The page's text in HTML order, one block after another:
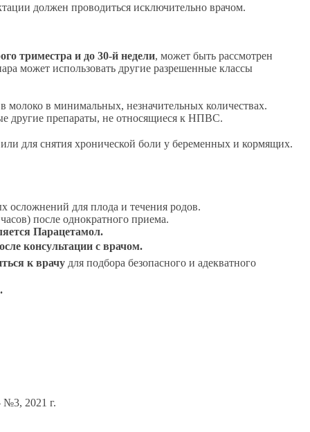
должен проводиться исключительно врачом.
триместра и до 30-й недели, может быть рассмотрен
может использовать другие разрешенные классы
в минимальных, незначительных количествах.
другие препараты, не относящиеся к НПВС.
для снятия хронической боли у беременных и кормящих.
осложнений для плода и течения родов.
после однократного приема.
Парацетамол.
консультации с врачом.
к врачу для подбора безопасного и адекватного
№3, 2021 г.